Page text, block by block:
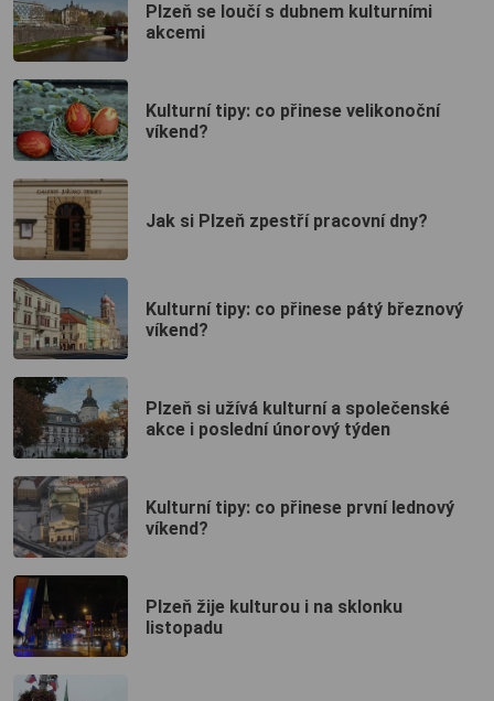
Plzeň se loučí s dubnem kulturními
akcemi
Kulturní tipy: co přinese velikonoční
víkend?
Jak si Plzeň zpestří pracovní dny?
Kulturní tipy: co přinese pátý březnový
víkend?
Plzeň si užívá kulturní a společenské
akce i poslední únorový týden
Kulturní tipy: co přinese první lednový
víkend?
Plzeň žije kulturou i na sklonku
listopadu